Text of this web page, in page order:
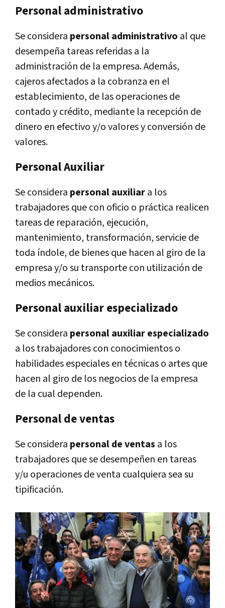
Personal administrativo
Se considera personal administrativo al que
desempeña tareas referidas a la
administración de la empresa. Además,
cajeros afectados a la cobranza en el
establecimiento, de las operaciones de
contado y crédito, mediante la recepción de
dinero en efectivo y/o valores y conversión de
valores.
Personal Auxiliar
Se considera personal auxiliara los
trabajadores que con oficio o práctica realicen
tareas de reparación, ejecución,
mantenimiento, transformación, servicie de
toda índole, de bienes que hacen al giro de la
empresa y/o su transporte con utilización de
medios mecánicos.
Personal auxiliar especializado
Se considera personal auxiliar especializado
a los trabajadores con conocimientos o
habilidades especiales en técnicas o artes que
hacen al giro de los negocios de la empresa
de la cual dependen.
Personal de ventas
Se considera personal de ventas a los
trabajadores que se desempeñen en tareas
y/u operaciones de venta cualquiera sea su
tipificación.